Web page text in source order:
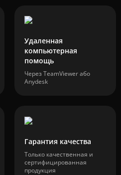
Удаленная
компьютерная
помощь
Через TeamViewer або
Anydesk
Гарантия качества
Только качественная и
сертифицированная
продукция